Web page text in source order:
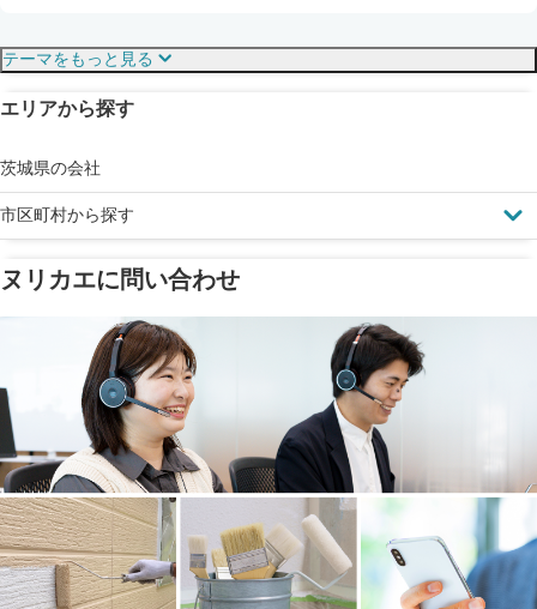
塗料の​品質を​保証
メーカー保証
工事保険
見えにくい屋根も安心
ドローン診断
省エネ効果
断熱・遮熱塗料対応
雨漏り修繕
テーマをもっと見る
エリアから探す
茨城県の会社
市区町村から探す
ヌリカエに問い合わせ